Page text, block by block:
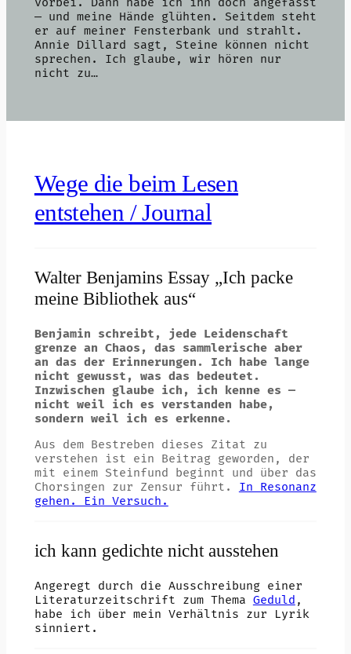
— und meine Hände glühten. Seitdem steht
er auf meiner Fensterbank und strahlt.
Annie Dillard sagt, Steine können nicht
sprechen. Ich glaube, wir hören nur
nicht zu…
Wege die beim Lesen
entstehen / Journal
Walter Benjamins Essay „Ich packe
meine Bibliothek aus“
Benjamin schreibt, jede Leidenschaft
grenze an Chaos, das sammlerische aber
an das der Erinnerungen. Ich habe lange
nicht gewusst, was das bedeutet.
Inzwischen glaube ich, ich kenne es —
nicht weil ich es verstanden habe,
sondern weil ich es erkenne.
Aus dem Bestreben dieses Zitat zu
verstehen ist ein Beitrag geworden, der
mit einem Steinfund beginnt und über das
Chorsingen zur Zensur führt. In Resonanz
gehen. Ein Versuch.
ich kann gedichte nicht ausstehen
Angeregt durch die Ausschreibung einer
Literaturzeitschrift zum Thema Geduld ,
habe ich über mein Verhältnis zur Lyrik
sinniert.